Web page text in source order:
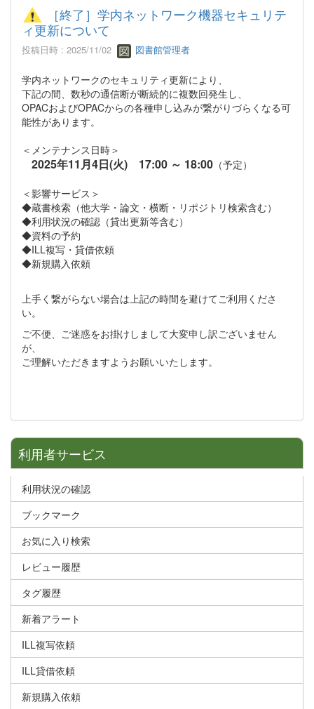
［終了］学内ネットワーク機器セキュリテ
ィ更新について
投稿日時 : 2025/11/02 図書館管理者
学内ネットワークのセキュリティ更新により、
下記の間、数秒の通信断が断続的に複数回発生し、
OPACおよびOPACからの各種申し込みが繋がりづらくなる可
能性があります。
＜メンテナンス日時＞
2025年11月4日(火) 17:00 ～ 18:00 （予定）
＜影響サービス＞
◆蔵書検索（他大学・論文・横断・リポジトリ検索含む）
◆利用状況の確認（貸出更新等含む）
◆資料の予約
◆ILL複写・貸借依頼
◆新規購入依頼
上手く繋がらない場合は上記の時間を避けてご利用くださ
い。
ご不便、ご迷惑をお掛けしまして大変申し訳ございません
が、
ご理解いただきますようお願いいたします。
利用者サービス
利用状況の確認
ブックマーク
お気に入り検索
レビュー履歴
タグ履歴
新着アラート
ILL複写依頼
ILL貸借依頼
新規購入依頼